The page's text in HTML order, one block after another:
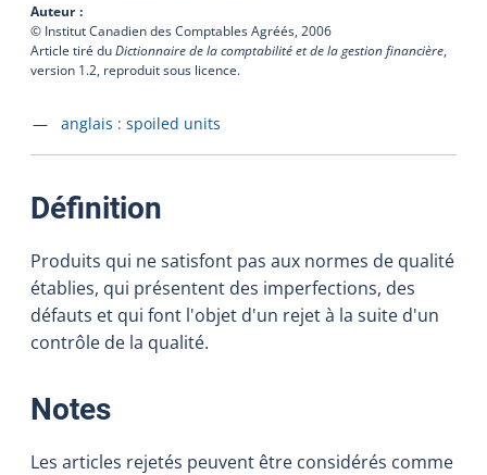
Auteur
© Institut Canadien des Comptables Agréés, 2006
Article tiré duDictionnaire de la comptabilité et de la gestion financière,
version 1.2, reproduit sous licence.
Accéder à la fiche en
anglais : spoiled units
Définition
Produits qui ne satisfont pas aux normes de qualité
établies, qui présentent des imperfections, des
défauts et qui font l'objet d'un rejet à la suite d'un
contrôle de la qualité.
Notes:
Les articles rejetés peuvent être considérés comme